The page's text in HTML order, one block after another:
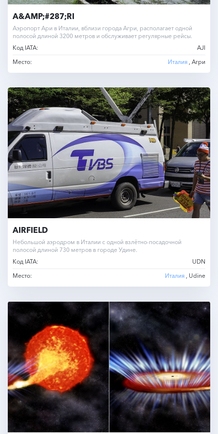
A&AMP;#287;RI
Аэропорт Ари в Италии, вблизи города Агри, располагает одной
полосой длиной 3200 метров и обслуживает регулярные рейсы.
Код IATA:
AJI
Место:
Италия , Агри
AIRFIELD
Небольшой аэродром в Италии с одной взлётно-посадочной
полосой длиной 730 метров в городе Удине.
Код IATA:
UDN
Место:
Италия , Udine